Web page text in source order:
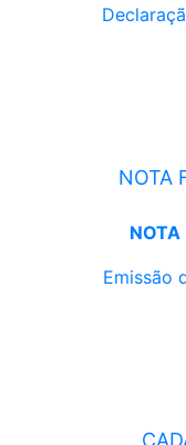
NOTA
NOTA
Emissão